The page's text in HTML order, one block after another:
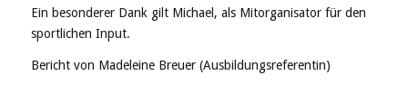
Ein besonderer Dank gilt Michael, als Mitorganisator für den
sportlichen Input.
Bericht von Madeleine Breuer (Ausbildungsreferentin)